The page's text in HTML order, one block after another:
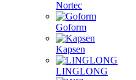
Nortec
Goform
Kapsen
LINGLONG